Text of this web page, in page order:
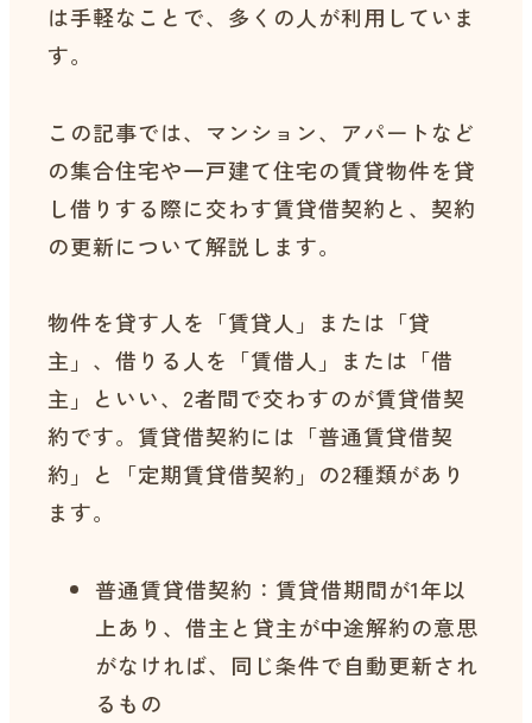
は手軽なことで、多くの人が利用していま
す。
この記事では、マンション、アパートなど
の集合住宅や一戸建て住宅の賃貸物件を貸
し借りする際に交わす賃貸借契約と、契約
の更新について解説します。
物件を貸す人を「賃貸人」または「貸
主」、借りる人を「賃借人」または「借
主」といい、2者間で交わすのが賃貸借契
約です。賃貸借契約には「普通賃貸借契
約」と「定期賃貸借契約」の2種類があり
ます。
普通賃貸借契約：賃貸借期間が1年以
上あり、借主と貸主が中途解約の意思
がなければ、同じ条件で自動更新され
るもの